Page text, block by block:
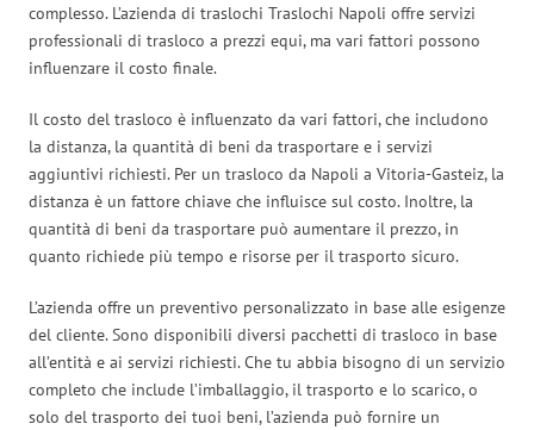
complesso. L’azienda di traslochi Traslochi Napoli offre servizi
professionali di trasloco a prezzi equi, ma vari fattori possono
influenzare il costo finale.
Il costo del trasloco è influenzato da vari fattori, che includono
la distanza, la quantità di beni da trasportare e i servizi
aggiuntivi richiesti. Per un trasloco da Napoli a Vitoria-Gasteiz, la
distanza è un fattore chiave che influisce sul costo. Inoltre, la
quantità di beni da trasportare può aumentare il prezzo, in
quanto richiede più tempo e risorse per il trasporto sicuro.
L’azienda offre un preventivo personalizzato in base alle esigenze
del cliente. Sono disponibili diversi pacchetti di trasloco in base
all’entità e ai servizi richiesti. Che tu abbia bisogno di un servizio
completo che include l’imballaggio, il trasporto e lo scarico, o
solo del trasporto dei tuoi beni, l’azienda può fornire un